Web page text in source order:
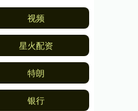
视频
星火配资
特朗
银行